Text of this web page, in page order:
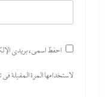
احفظ اسمي، بريدي
لاستخدامها المرة المقبلة